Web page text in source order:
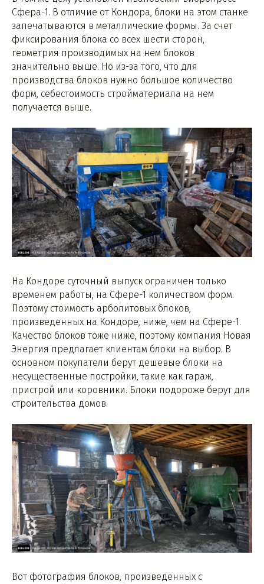
Сфера-1. В отличие от Кондора, блоки на этом станке
запечатываются в металлические формы. За счет
фиксирования блока со всех шести сторон,
геометрия производимых на нем блоков
значительно выше. Но из-за того, что для
производства блоков нужно большое количество
форм, себестоимость стройматериала на нем
получается выше.
На Кондоре суточный выпуск ограничен только
временем работы, на Сфере-1 количеством форм.
Поэтому стоимость арболитовых блоков,
произведенных на Кондоре, ниже, чем на Сфере-1.
Качество блоков тоже ниже, поэтому компания Новая
Энергия предлагает клиентам блоки на выбор. В
основном покупатели берут дешевые блоки на
несущественные постройки, такие как гараж,
пристрой или коровники. Блоки подороже берут для
строительства домов.
Вот фотография блоков, произведенных с